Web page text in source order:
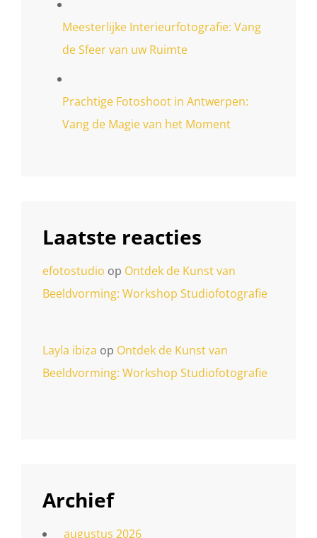
Meesterlijke Interieurfotografie: Vang
de Sfeer van uw Ruimte
Prachtige Fotoshoot in Antwerpen:
Vang de Magie van het Moment
Laatste reacties
efotostudio op Ontdek de Kunst van
Beeldvorming: Workshop Studiofotografie
Layla ibiza op Ontdek de Kunst van
Beeldvorming: Workshop Studiofotografie
Archief
augustus 2026